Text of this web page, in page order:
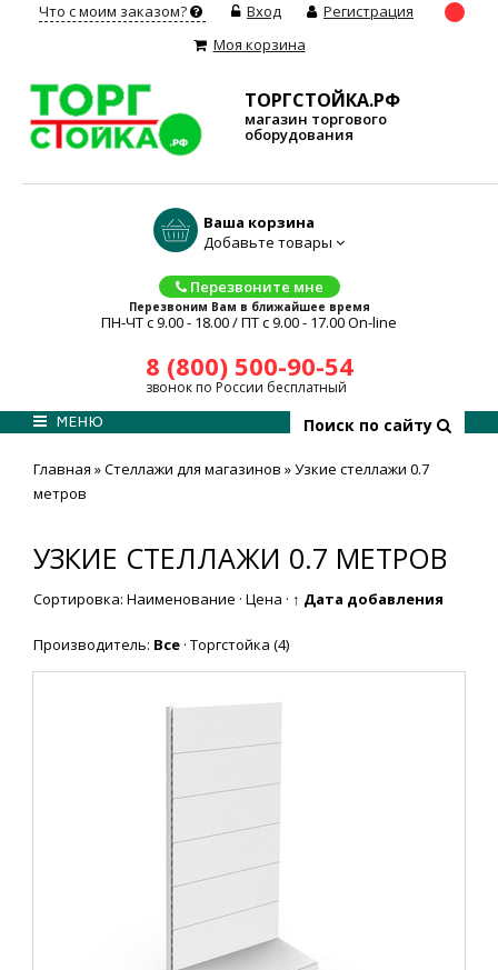
Что с моим заказом? Вход
Регистрация
Моя корзина
ТОРГСТОЙКА.РФ
магазин торгового
оборудования
Ваша корзина
Добавьте товары
Перезвоните мне
Перезвоним Вам в ближайшее время
ПН-ЧТ с 9.00 - 18.00 / ПТ с 9.00 - 17.00 On-line
8 (800) 500-90-54
звонок по России бесплатный
МЕНЮ
Поиск по сайту
Главная »Стеллажи для магазинов »Узкие стеллажи 0.7
метров
УЗКИЕ СТЕЛЛАЖИ 0.7 МЕТРОВ
Сортировка: Наименование · Цена · ↑ Дата добавления
Производитель: Все · Торгстойка (4)